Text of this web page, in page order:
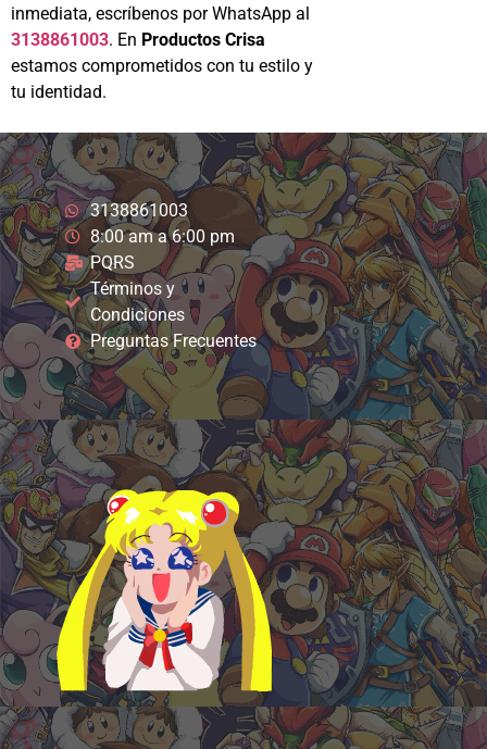
inmediata, escríbenos por WhatsApp al
3138861003. En Productos Crisa
estamos comprometidos con tu estilo y
tu identidad.
3138861003
8:00 am a 6:00 pm
PQRS
Términos y
Condiciones
Preguntas Frecuentes